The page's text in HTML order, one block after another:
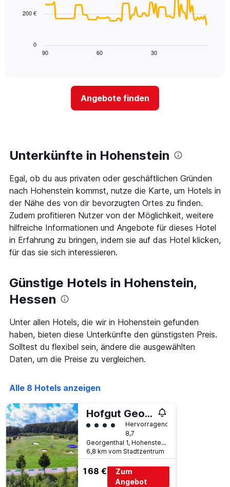
die
anzeigt.
anzeigt.
Diagramm
näher
das
rückt.
Das
Diagramm
hat
1
X-
Achse,
die
die
der
Tage
vor
dem
anzeigt
Das
Diagramm
hat
1
Achse,
die
den
durchschnittlichen
Zimmerpreis
anzeigt
90 60 30
0
200 €
Angebote finden
Unterkünfte in Hohenstein
Egal, ob du aus privaten oder geschäftlichen Gründen
nach Hohenstein kommst, nutze die Karte, um Hotels in
der Nähe des von dir bevorzugten Ortes zu finden.
Zudem profitieren Nutzer von der Möglichkeit, weitere
hilfreiche Informationen und Angebote für dieses Hotel
in Erfahrung zu bringen, indem sie auf das Hotel klicken,
für das sie sich interessieren.
Günstige Hotels in Hohenstein,
Hessen
Unter allen Hotels, die wir in Hohenstein gefunden
haben, bieten diese Unterkünfte den günstigsten Preis.
Solltest du flexibel sein, ändere die ausgewählten
Daten, um die Preise zu vergleichen.
Alle 8 Hotels anzeigen
Hofgut Georgenthal
Bewertungskategorie 4
Hervorragend
8,7
Georgenthal 1, Hohenstein, Hessen, Deutschland
6,8 km vom Stadtzentrum
168 €
Zum
Angebot